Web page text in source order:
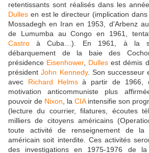
retentissants sont réalisés dans les
Dulles en est le directeur (implication
Mossadegh en Iran en 1953, d'Arbenz
de Lumumba au Congo en 1961,
Castro à Cuba…). En 1961, à la
débarquement de la baie des
présidence Eisenhower, Dulles est démis
présidentJohn Kennedy. Son successeur
avec Richard Helmsà partir de 1966,
motivation anticommuniste plus
pouvoir de Nixon, la CIAintensifie son
(lecture du courrier, filatures, écoutes
milliers de citoyens américains
toute activité de renseignement de la
américain soit interdite. Ces activités
des investigations en 1975-1976 de la